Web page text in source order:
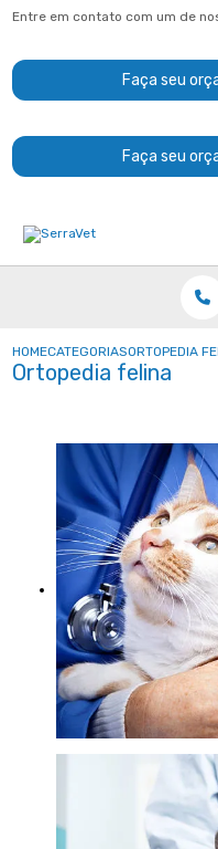
Entre em contato com um de
Faça seu
Faça seu
HOMECATEGORIASORTOPEDIA
Ortopedia felina